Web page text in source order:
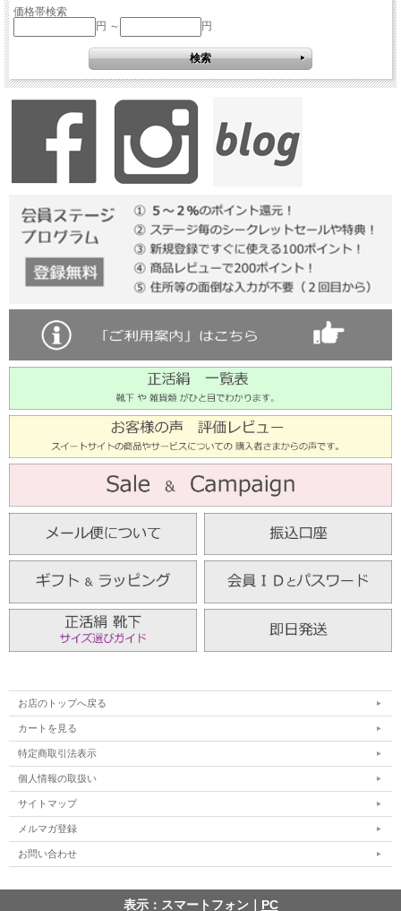
価格帯検索
円 ～
円
お店のトップへ戻る
カートを見る
特定商取引法表示
個人情報の取扱い
サイトマップ
メルマガ登録
お問い合わせ
表示：スマートフォン｜ PC